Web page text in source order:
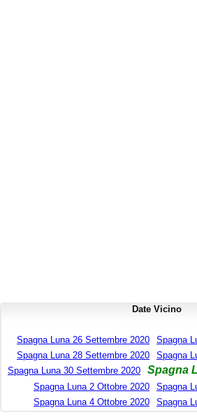
Date Vicino
Spagna Luna 26 Settembre 2020
Spagna
Spagna Luna 28 Settembre 2020
Spagna
Spagna Luna 30 Settembre 2020
Spagna
Spagna Luna 2 Ottobre 2020
Spagna
Spagna Luna 4 Ottobre 2020
Spagna